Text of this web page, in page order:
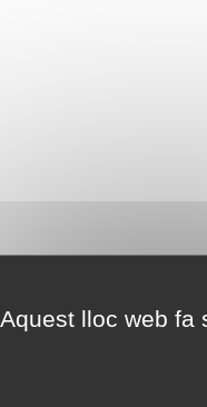
Aquest lloc web fa